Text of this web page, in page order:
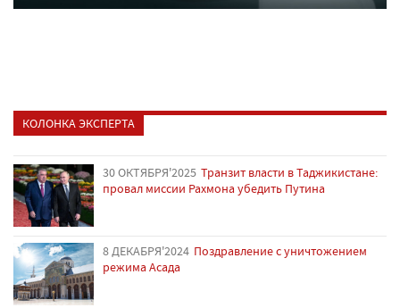
КОЛОНКА ЭКСПЕРТА
30 ОКТЯБРЯ'2025 Транзит власти в Таджикистане:
провал миссии Рахмона убедить Путина
8 ДЕКАБРЯ'2024 Поздравление с уничтожением
режима Асада